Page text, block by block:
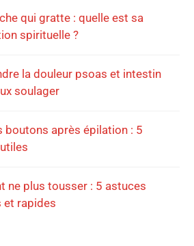
qui gratte : quelle est sa
spirituelle ?
la douleur psoas et intestin
soulager
boutons après épilation : 5
ne plus tousser : 5 astuces
et rapides